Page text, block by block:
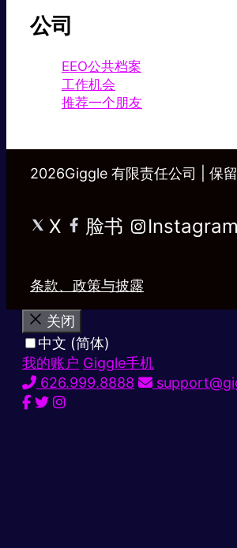
公司
EEO公共档案
工作机会
推荐一个朋友
2026Giggle 有限责任公司 | 保
X 脸书 Instagram
条款、政策与披露
关闭
中文 (简体)
我的账户 Giggle手机
626.999.8888